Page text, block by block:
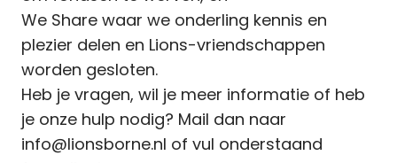
We Share waar we onderling kennis en
plezier delen en Lions-vriendschappen
worden gesloten.
Heb je vragen, wil je meer informatie of heb
je onze hulp nodig? Mail dan naar
info@lionsborne.nl of vul onderstaand